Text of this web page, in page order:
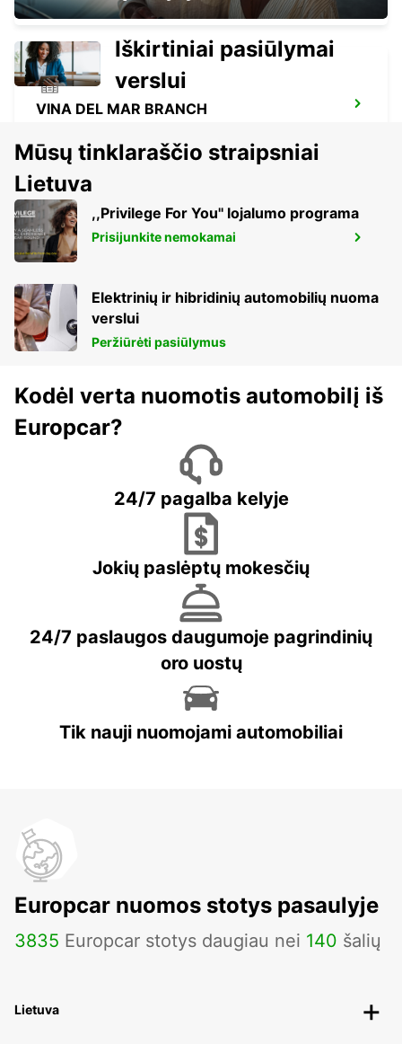
VINA DEL MAR BRANCH
MENDOZA EL PLUMERILLO AIRPORT
MENDOZA - ARGENTINA
Iškirtiniai pasiūlymai
verslui
Mūsų tinklaraščio straipsniai
Lietuva
,,Privilege For You'' lojalumo programa
Prisijunkite nemokamai
Elektrinių ir hibridinių automobilių nuoma
verslui
Peržiūrėti pasiūlymus
Kodėl verta nuomotis automobilį iš
Europcar?
24/7 pagalba kelyje
Jokių paslėptų mokesčių
24/7 paslaugos daugumoje pagrindinių
oro uostų
Tik nauji nuomojami automobiliai
Europcar nuomos stotys pasaulyje
3835 Europcar stotys daugiau nei 140 šalių
Lietuva